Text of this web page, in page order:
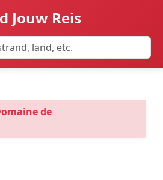
Jouw Reis
de